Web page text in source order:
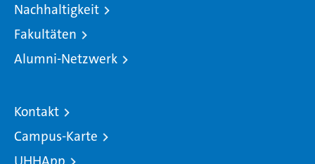
Nachhaltigkeit
Fakultäten
Alumni-Netzwerk
Kontakt
Campus-Karte